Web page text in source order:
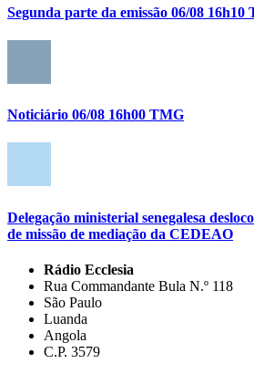
Segunda parte da emissão 06/08 16h10
Noticiário 06/08 16h00 TMG
Delegação ministerial senegalesa
de missão de mediação da CEDEAO
Rádio Ecclesia
Rua Commandante Bula N.º 118
São Paulo
Luanda
Angola
C.P. 3579